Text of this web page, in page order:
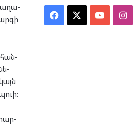
աղա­
հան­
Facebook YouTube